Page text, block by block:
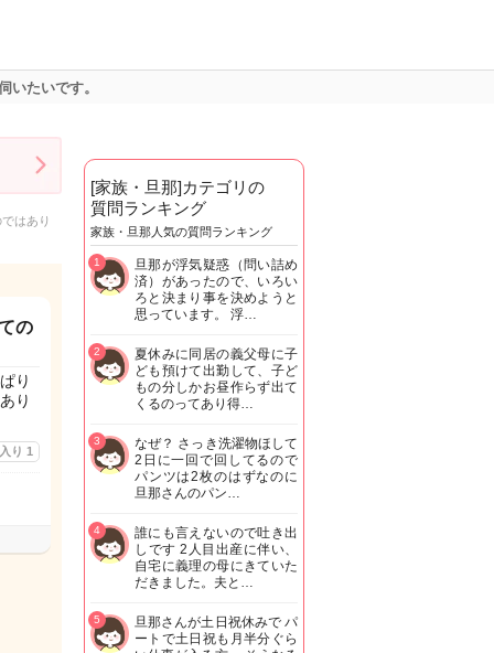
いたいです。
はあり
の
り
り
り 1
[家族・旦那]カテゴリの
質問ランキング
家族・旦那人気の質問ランキング
旦那が浮気疑惑（問い詰め
済）があったので、いろい
ろと決まり事を決めようと
思っています。 浮…
1
夏休みに同居の義父母に子
ども預けて出勤して、子ど
もの分しかお昼作らず出て
くるのってあり得…
2
なぜ？ さっき洗濯物ほして
2日に一回で回してるので
パンツは2枚のはずなのに
旦那さんのパン…
3
誰にも言えないので吐き出
しです 2人目出産に伴い、
自宅に義理の母にきていた
だきました。夫と…
4
旦那さんが土日祝休みで パ
ートで土日祝も月半分ぐら
5